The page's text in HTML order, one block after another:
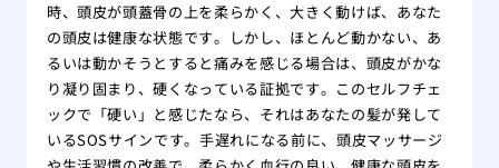
時、頭皮が頭蓋骨の上を柔らかく、大きく動けば、あなた
の頭皮は健康な状態です。しかし、ほとんど動かない、あ
るいは動かそうとすると痛みを感じる場合は、頭皮がかな
り凝り固まり、硬くなっている証拠です。このセルフチェ
ックで「硬い」と感じたなら、それはあなたの髪が発して
いるSOSサインです。手遅れになる前に、頭皮マッサージ